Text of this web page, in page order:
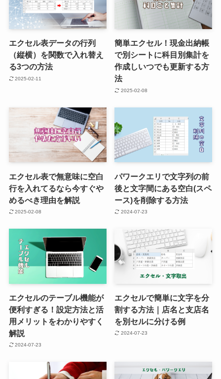
エクセル表データの行列
（縦横）を関数で入れ替え
る3つの方法
2025-02-11
簡単エクセル！現金出納帳
で別シートに科目別集計を
作成しいつでも更新する方
法
2025-02-08
エクセル表で無意味に空白
行を入れてるなら今すぐや
めるべき理由を解説
2025-02-08
パワークエリで文字列の前
後と文字間にある空白(スペ
ース)を削除する方法
2024-07-23
エクセルのテーブル機能が
便利すぎる！設定方法と活
用メリットをわかりやすく
解説
2024-07-23
エクセルで簡単に文字を分
割する方法｜店名と支店名
を別セルに分ける例
2024-07-23